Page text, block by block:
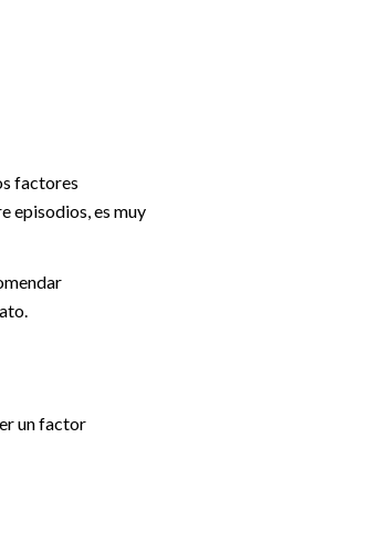
factores
episodios, es muy
un factor